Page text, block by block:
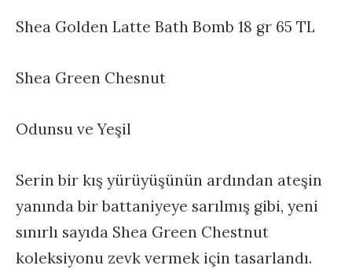
Shea Golden Latte Bath Bomb 18 gr 65 TL
Shea Green Chesnut
Odunsu ve Yeşil
Serin bir kış yürüyüşünün ardından ateşin
yanında bir battaniyeye sarılmış gibi, yeni
sınırlı sayıda Shea Green Chestnut
koleksiyonu zevk vermek için tasarlandı.